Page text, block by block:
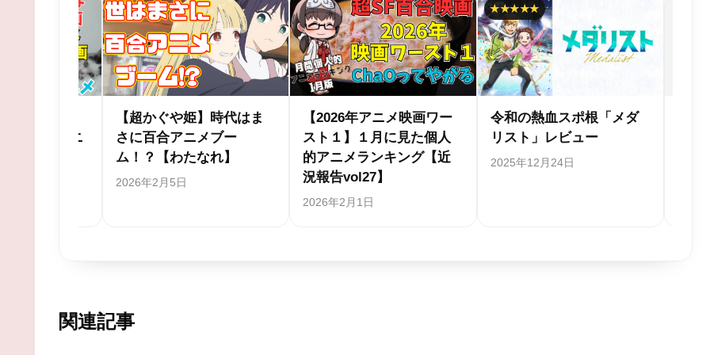
★★★★★
令和の熱血スポ根「メダ
リスト」レビュー
2025年12月24日
陰謀論詰め合わせセット
「LAZARUS ラザロ」レ
ビュー
2025年7月30日
異世界半沢直樹「サラリ
ーマンが異世界に行った
ら四天王になった話」レ
関連記事